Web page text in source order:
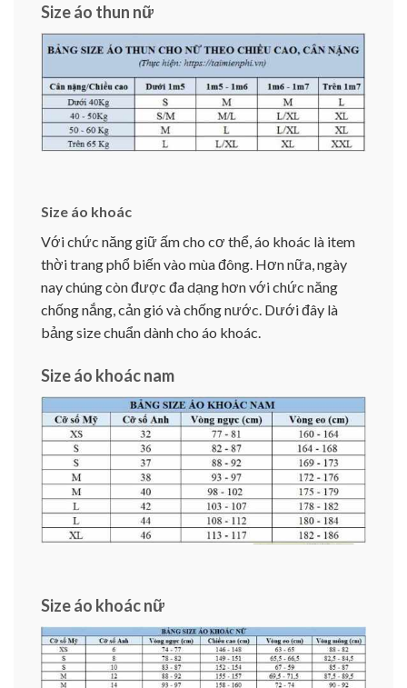
Size áo thun nữ
Size áo khoác
Với chức năng giữ ấm cho cơ thể, áo khoác là item
thời trang phổ biến vào mùa đông. Hơn nữa, ngày
nay chúng còn được đa dạng hơn với chức năng
chống nắng, cản gió và chống nước. Dưới đây là
bảng size chuẩn dành cho áo khoác.
Size áo khoác nam
Size áo khoác nữ